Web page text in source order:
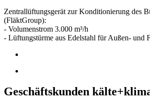
Zentrallüftungsgerät zur Konditionierung des
(FläktGroup):
- Volumenstrom 3.000 m³/h
- Lüftungstürme aus Edelstahl für Außen- und
Geschäftskunden